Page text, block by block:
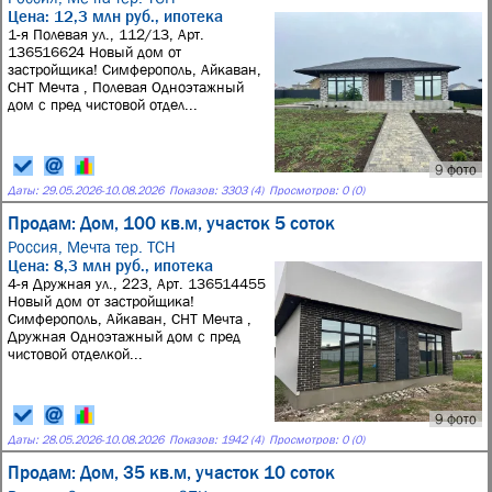
9 фото
Цена: 12,3 млн руб., ипотека
1-я Полевая ул., 112/13, Арт.
136516624 Новый дом от
застройщика! Симферополь, Айкаван,
СНТ Мечта , Полевая Одноэтажный
дом с пред чистовой отдел...
Даты: 29.05.2026-10.08.2026 Показов: 3303 (4) Просмотров: 0 (0)
Продам: Дом, 100 кв.м, участок 5 соток
Россия, Мечта тер. ТСН
9 фото
Цена: 8,3 млн руб., ипотека
4-я Дружная ул., 223, Арт. 136514455
Новый дом от застройщика!
Симферополь, Айкаван, СНТ Мечта ,
Дружная Одноэтажный дом с пред
чистовой отделкой...
Даты: 28.05.2026-10.08.2026 Показов: 1942 (4) Просмотров: 0 (0)
Продам: Дом, 35 кв.м, участок 10 соток